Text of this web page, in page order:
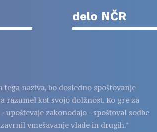
delo NČR
tega naziva, bo dosledno spoštovanje
razumel kot svojo dolžnost. Ko gre za
upoštevaje zakonodajo - spoštoval sodbe
vmešavanje vlade in drugih."